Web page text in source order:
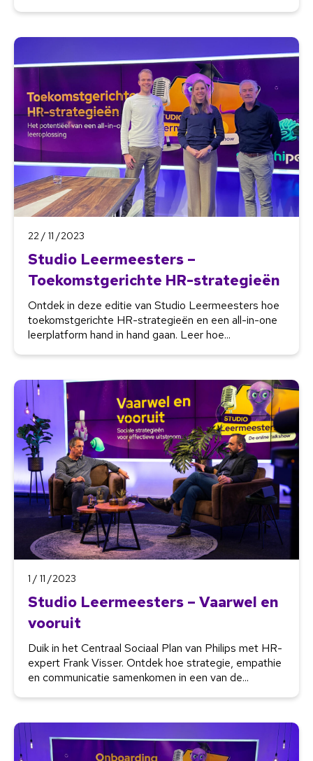
22 / 11 /2023
Studio Leermeesters –
Toekomstgerichte HR-strategieën
Ontdek in deze editie van Studio Leermeesters hoe
toekomstgerichte HR-strategieën en een all-in-one
leerplatform hand in hand gaan. Leer hoe...
1 / 11 /2023
Studio Leermeesters – Vaarwel en
vooruit
Duik in het Centraal Sociaal Plan van Philips met HR-
expert Frank Visser. Ontdek hoe strategie, empathie
en communicatie samenkomen in een van de...